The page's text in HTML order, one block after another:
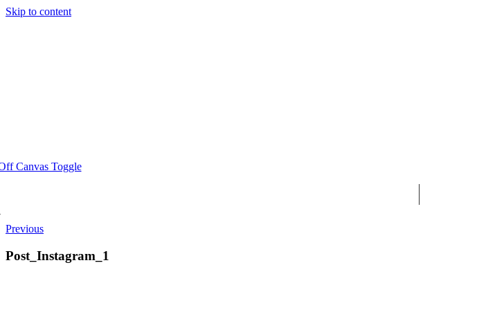
Skip to content
Canvas Toggle
Previous
Post_Instagram_1